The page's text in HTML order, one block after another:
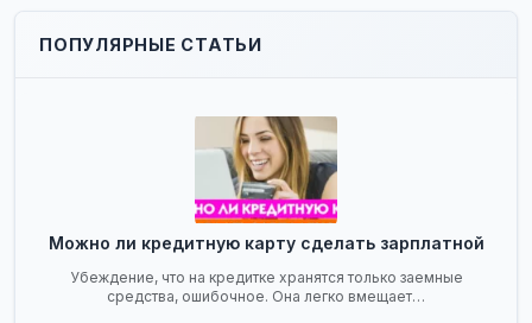
ПОПУЛЯРНЫЕ СТАТЬИ
Можно ли кредитную карту сделать зарплатной
Убеждение, что на кредитке хранятся только заемные
средства, ошибочное. Она легко вмещает…